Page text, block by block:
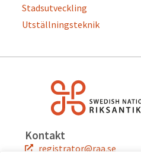
Stadsutveckling
Utställningsteknik
Kontakt
registrator@raa.se